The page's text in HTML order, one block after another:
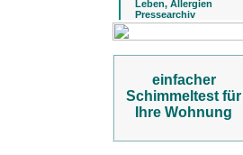
Leben, Allergien
Pressearchiv
einfacher
Schimmeltest für
Ihre Wohnung